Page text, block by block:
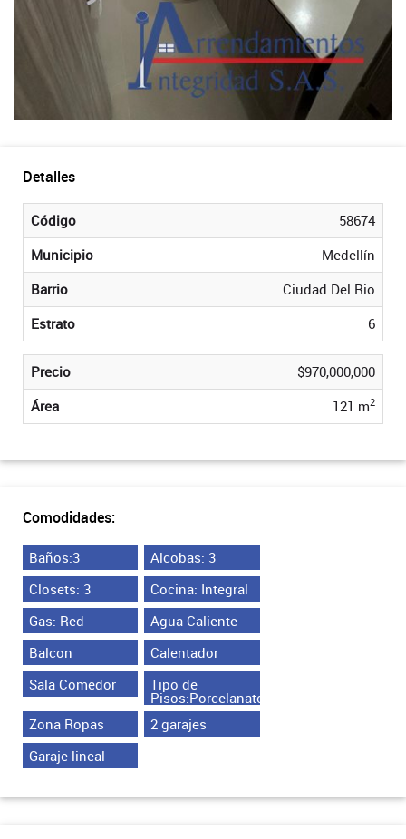
Detalles
Código
58674
Municipio
Medellín
Barrio
Ciudad Del Rio
Estrato
6
Precio
$970,000,000
Área
121 m2
Comodidades:
Baños:3
Alcobas: 3
Closets: 3
Cocina: Integral
Gas: Red
Agua Caliente
Balcon
Calentador
Sala Comedor
Tipo de
Pisos:Porcelanato
Zona Ropas
2 garajes
Garaje lineal